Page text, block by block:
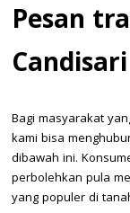
Pesan
Candisari
Bagi masyarakat
kami bisa
dibawah ini.
perbolehkan pula
yang populer di